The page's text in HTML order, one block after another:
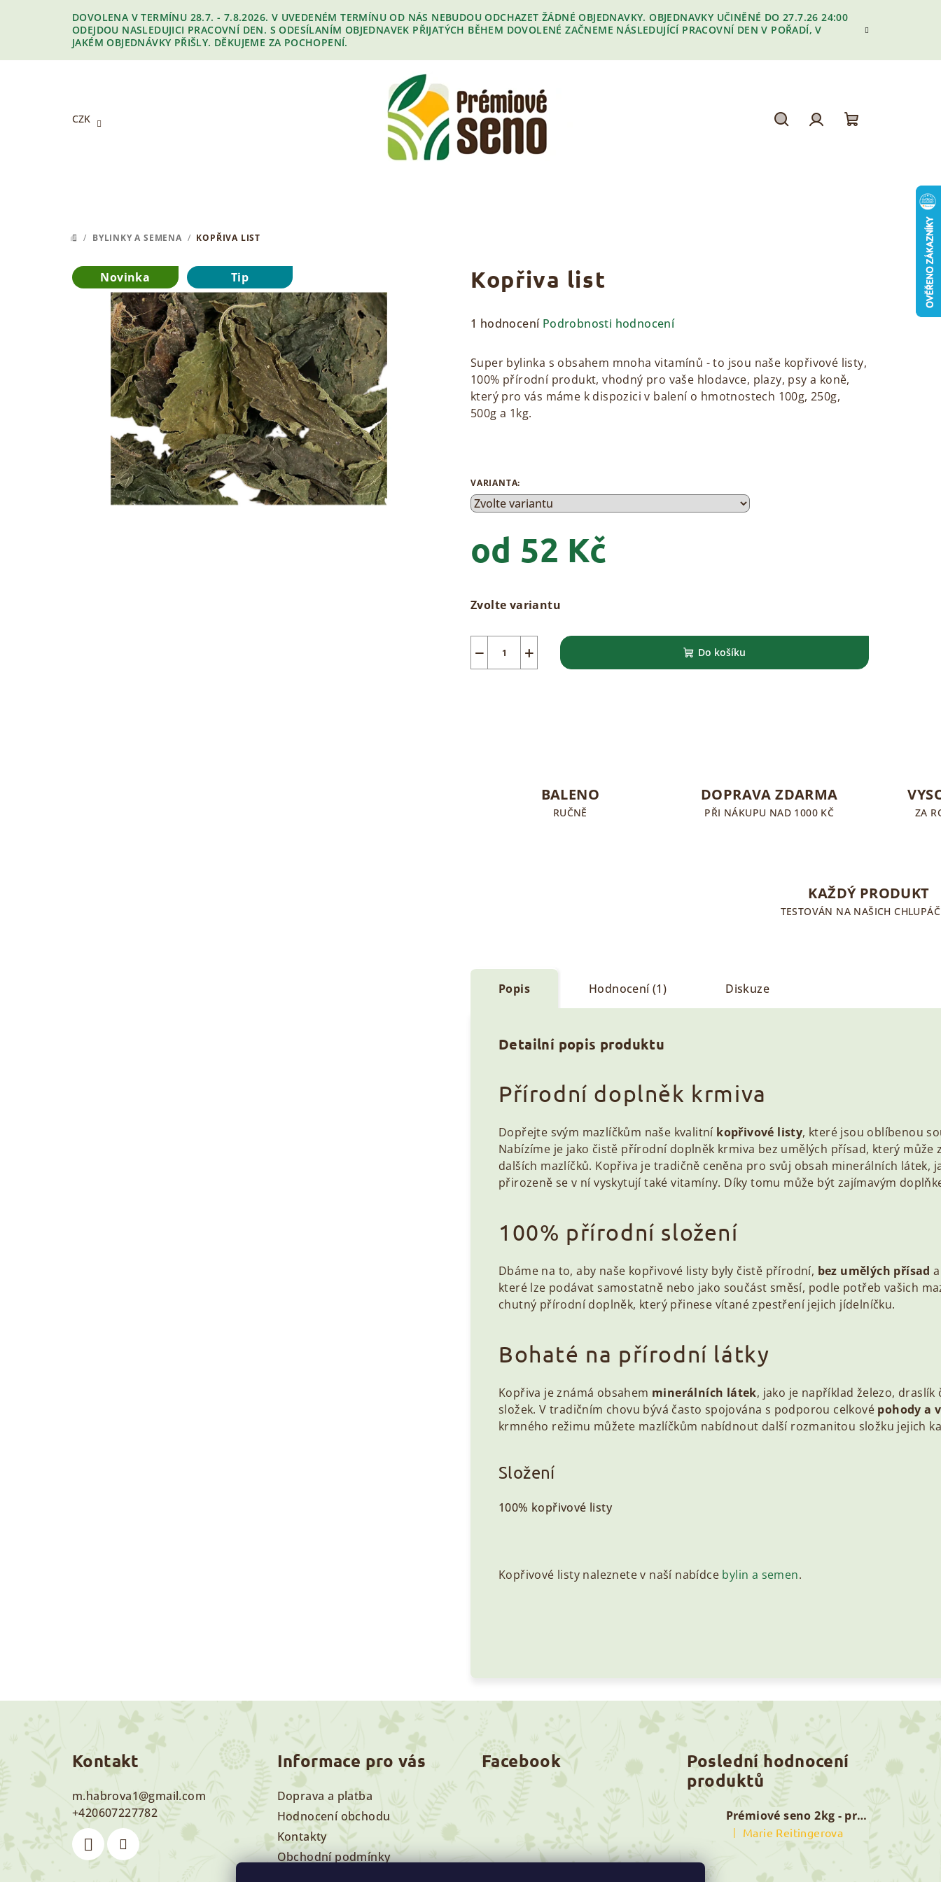
DOVOLENA V TERMÍNU 28.7. - 7.8.2026. V UVEDENÉM TERMÍNU OD NÁS NEBUDOU ODCHAZET ŽÁDNÉ OBJEDNAVKY. OBJEDNAVKY UČINĚNÉ DO 27.7.26 24:00
ODEJDOU NASLEDUJICI PRACOVNÍ DEN. S ODESÍLANÍM OBJEDNAVEK PŘIJATÝCH BĚHEM DOVOLENÉ ZAČNEME NÁSLEDUJÍCÍ PRACOVNÍ DEN V POŘADÍ, V
JAKÉM OBJEDNÁVKY PŘIŠLY. DĚKUJEME ZA POCHOPENÍ.
CZK
DOMŮ
/ BYLINKY A SEMENA / KOPŘIVA LIST
Kopřiva list
Průměrné
produktu
je
5,0
z
1 hodnocení Podrobnosti hodnocení
Super bylinka s obsahem mnoha vitamínů - to jsou naše kopřivové listy,
100% přírodní produkt, vhodný pro vaše hlodavce, plazy, psy a koně,
který pro vás máme k dispozici v balení o hmotnostech 100g, 250g,
500g a 1kg.
VARIANTA:
od 52 Kč
cena:
Zvolte variantu
+
− Do košíku
Novinka Tip
BALENO
RUČNĚ
DOPRAVA ZDARMA
PŘI NÁKUPU NAD 1000 KČ ZA
KAŽDÝ PRODUKT
TESTOVÁN NA NAŠICH
Popis Hodnocení (1) Diskuze
Detailní popis produktu
Přírodní doplněk krmiva
Dopřejte svým mazlíčkům naše kvalitní kopřivové listy, které jsou oblíbenou
Nabízíme je jako čistě přírodní doplněk krmiva bez umělých přísad, který
dalších mazlíčků. Kopřiva je tradičně ceněna pro svůj obsah minerálních látek,
přirozeně se v ní vyskytují také vitamíny. Díky tomu může být zajímavým
100% přírodní složení
Dbáme na to, aby naše kopřivové listy byly čistě přírodní, bez umělých přísad
které lze podávat samostatně nebo jako součást směsí, podle potřeb vašich
chutný přírodní doplněk, který přinese vítané zpestření jejich jídelníčku.
Bohaté na přírodní látky
Kopřiva je známá obsahem minerálních látek, jako je například železo,
složek. V tradičním chovu bývá často spojována s podporou celkové pohody a
krmného režimu můžete mazlíčkům nabídnout další rozmanitou složku jejich
Složení
100% kopřivové listy
Kopřivové listy naleznete v naší nabídce bylin a semen.
p
a
t
í
Kontakt
m.habrova1@gmail.com
+420607227782
Informace pro vás
Doprava a platba
Hodnocení obchodu
Kontakty
Obchodní podmínky
Facebook
Poslední hodnocení
produktů
Prémiové seno 2kg - první seč
Hodnocení produktu je 5 z 5 hvězdiček.
| Marie Reitingerova